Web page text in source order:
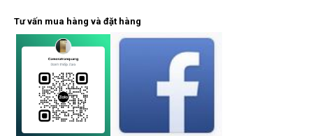
Tư vấn mua hàng và đặt hàng